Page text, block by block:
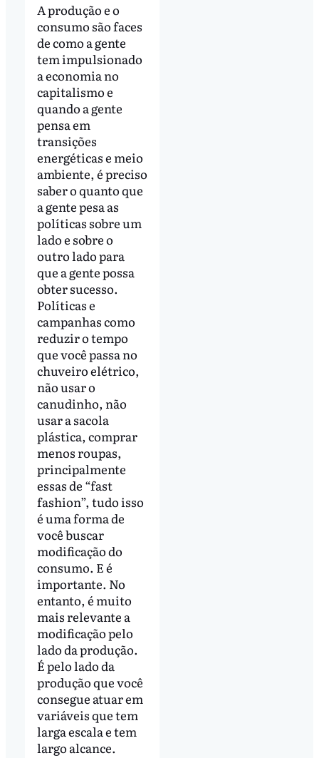
A produção e o
consumo são faces
de como a gente
tem impulsionado
a economia no
capitalismo e
quando a gente
pensa em
transições
energéticas e meio
ambiente, é preciso
saber o quanto que
a gente pesa as
políticas sobre um
lado e sobre o
outro lado para
que a gente possa
obter sucesso.
Políticas e
campanhas como
reduzir o tempo
que você passa no
chuveiro elétrico,
não usar o
canudinho, não
usar a sacola
plástica, comprar
menos roupas,
principalmente
essas de “fast
fashion”, tudo isso
é uma forma de
você buscar
modificação do
consumo. E é
importante. No
entanto, é muito
mais relevante a
modificação pelo
lado da produção.
É pelo lado da
produção que você
consegue atuar em
variáveis que tem
larga escala e tem
largo alcance.